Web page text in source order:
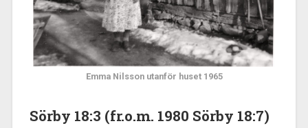
Emma Nilsson utanför huset 1965
Sörby 18:3 (fr.o.m. 1980 Sörby 18:7)